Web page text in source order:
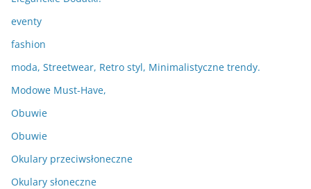
eventy
fashion
moda, Streetwear, Retro styl, Minimalistyczne trendy.
Modowe Must-Have,
Obuwie
Obuwie
Okulary przeciwsłoneczne
Okulary słoneczne